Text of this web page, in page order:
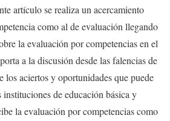
artículo se realiza un acercamiento
como al de evaluación llegando
la evaluación por competencias en el
a la discusión desde las falencias de
los aciertos y oportunidades que puede
instituciones de educación básica y
la evaluación por competencias como